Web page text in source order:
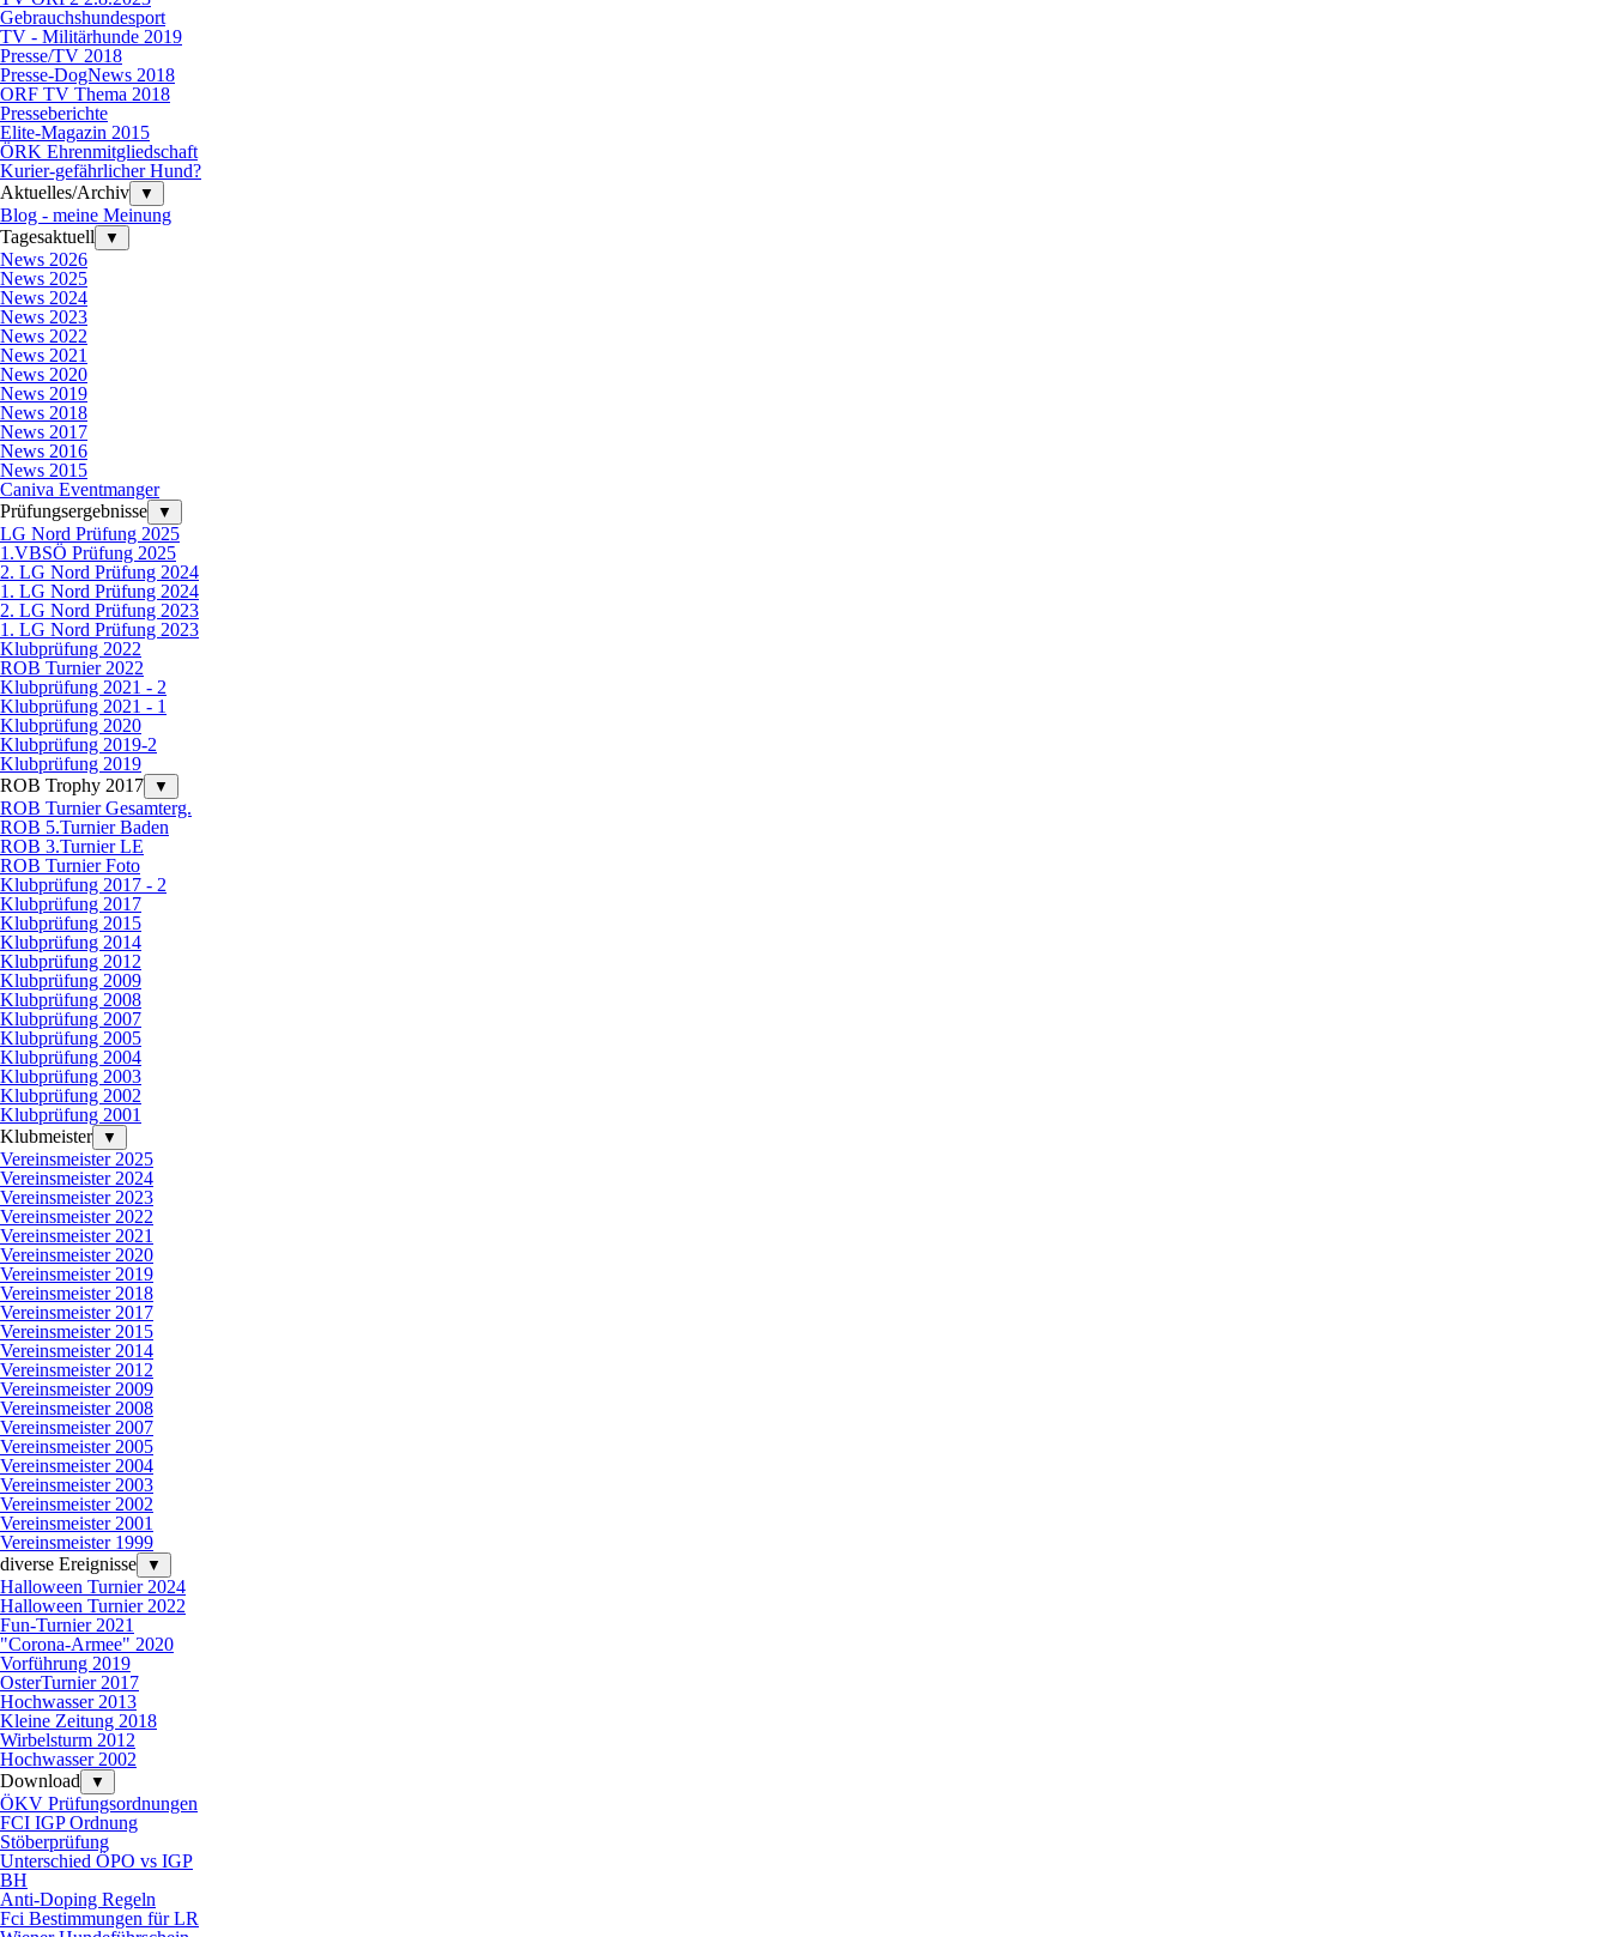
Gebrauchshundesport
TV - Militärhunde 2019
Presse/TV 2018
Presse-DogNews 2018
ORF TV Thema 2018
Presseberichte
Elite-Magazin 2015
ÖRK Ehrenmitgliedschaft
Kurier-gefährlicher Hund?
Aktuelles/Archiv
▼
Blog - meine Meinung
Tagesaktuell
▼
News 2026
News 2025
News 2024
News 2023
News 2022
News 2021
News 2020
News 2019
News 2018
News 2017
News 2016
News 2015
Caniva Eventmanger
Prüfungsergebnisse
▼
LG Nord Prüfung 2025
1.VBSÖ Prüfung 2025
2. LG Nord Prüfung 2024
1. LG Nord Prüfung 2024
2. LG Nord Prüfung 2023
1. LG Nord Prüfung 2023
Klubprüfung 2022
ROB Turnier 2022
Klubprüfung 2021 - 2
Klubprüfung 2021 - 1
Klubprüfung 2020
Klubprüfung 2019-2
Klubprüfung 2019
ROB Trophy 2017
▼
ROB Turnier Gesamterg.
ROB 5.Turnier Baden
ROB 3.Turnier LE
ROB Turnier Foto
Klubprüfung 2017 - 2
Klubprüfung 2017
Klubprüfung 2015
Klubprüfung 2014
Klubprüfung 2012
Klubprüfung 2009
Klubprüfung 2008
Klubprüfung 2007
Klubprüfung 2005
Klubprüfung 2004
Klubprüfung 2003
Klubprüfung 2002
Klubprüfung 2001
Klubmeister
▼
Vereinsmeister 2025
Vereinsmeister 2024
Vereinsmeister 2023
Vereinsmeister 2022
Vereinsmeister 2021
Vereinsmeister 2020
Vereinsmeister 2019
Vereinsmeister 2018
Vereinsmeister 2017
Vereinsmeister 2015
Vereinsmeister 2014
Vereinsmeister 2012
Vereinsmeister 2009
Vereinsmeister 2008
Vereinsmeister 2007
Vereinsmeister 2005
Vereinsmeister 2004
Vereinsmeister 2003
Vereinsmeister 2002
Vereinsmeister 2001
Vereinsmeister 1999
diverse Ereignisse
▼
Halloween Turnier 2024
Halloween Turnier 2022
Fun-Turnier 2021
"Corona-Armee" 2020
Vorführung 2019
OsterTurnier 2017
Hochwasser 2013
Kleine Zeitung 2018
Wirbelsturm 2012
Hochwasser 2002
Download
▼
ÖKV Prüfungsordnungen
FCI IGP Ordnung
Stöberprüfung
Unterschied ÖPO vs IGP
BH
Anti-Doping Regeln
Fci Bestimmungen für LR